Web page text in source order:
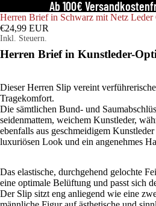
Ab 100€
Herren Brief in Schwarz mit Netz
€24,99 EUR
Inkl. Steuern.
Herren Brief in Kunstleder-
Dieser Herren Slip vereint
Tragekomfort.
Die sämtlichen Bund- und
seidenmattem, weichem Kunstleder,
ebenfalls aus geschmeidigem
luxuriösen Look und ein angenehmes
Das elastische, durchgehend gelochte
eine optimale Belüftung und passt sich
Der Slip sitzt eng anliegend wie eine